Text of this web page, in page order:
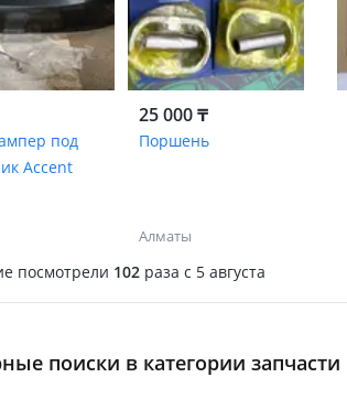
под
Accent
25 000 ₸
Поршень
Алматы
посмотрели 102 раза c 5 августа
поиски в категории запчасти